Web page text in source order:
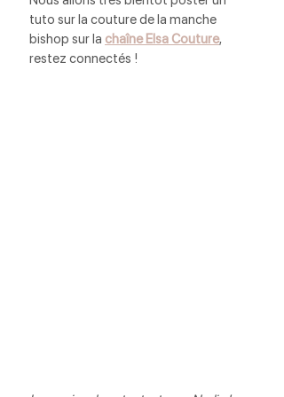
tuto sur la couture de la manche
bishop sur la chaîne Elsa Couture,
restez connectés !